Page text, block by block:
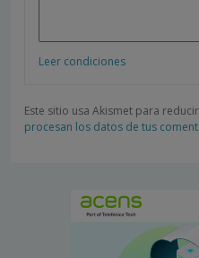
Leer condiciones
Este sitio usa Akismet para
procesan los datos de tus